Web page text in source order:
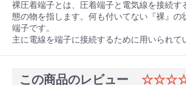
裸圧着端子とは、圧着端子と電気線を接続す
態の物を指します。何も付いてない『裸』の
端子です。
主に電線を端子に接続するために用いられて
この商品のレビュー